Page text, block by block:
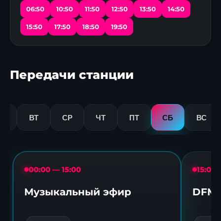
06:50 10:50 11:50 12:50 13:50 14:50
15:50 17:50 18:50 19:50
Передачи станции
ВТ СР ЧТ ПТ СБ ВС
00:00 — 15:00
Музыкальный эфир
15:00
DFM